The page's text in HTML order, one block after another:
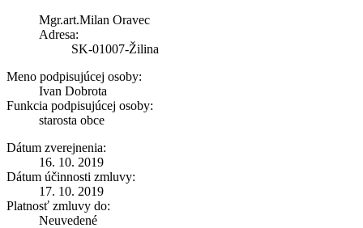
Mgr.art.Milan Oravec
Adresa:
SK-01007-Žilina
Meno podpisujúcej osoby:
Ivan Dobrota
Funkcia podpisujúcej osoby:
starosta obce
Dátum zverejnenia:
16. 10. 2019
Dátum účinnosti zmluvy:
17. 10. 2019
Platnosť zmluvy do:
Neuvedené